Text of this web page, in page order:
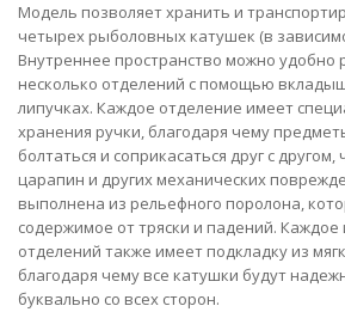
Модель позволяет хранить и
четырех рыболовных катушек (в
Внутреннее пространство можно удобно
несколько отделений с помощью
липучках. Каждое отделение имеет
хранения ручки, благодаря чему
болтаться и соприкасаться друг с
царапин и других механических
выполнена из рельефного поролона,
содержимое от тряски и падений. Каждое
отделений также имеет подкладку из
благодаря чему все катушки будут
буквально со всех сторон.